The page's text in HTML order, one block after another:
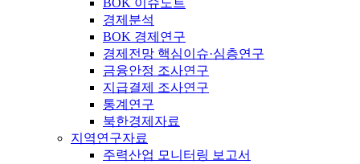
경제분석
BOK 경제연구
경제전망 핵심이슈·심층연구
금융안정 조사연구
지급결제 조사연구
통계연구
북한경제자료
지역연구자료
주력산업 모니터링 보고서